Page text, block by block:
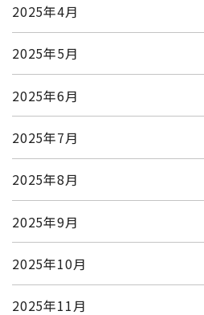
2025年4月
2025年5月
2025年6月
2025年7月
2025年8月
2025年9月
2025年10月
2025年11月